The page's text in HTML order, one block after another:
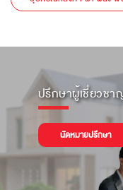
ปรึกษาผู้เชี่ยวช
นัดหมายปรึกษา